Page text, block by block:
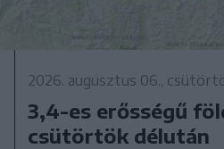
2026. augusztus 06.,
3,4-es erősségű
csütörtök délután